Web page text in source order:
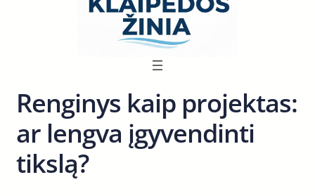
Renginys kaip projektas:
ar lengva įgyvendinti
tikslą?